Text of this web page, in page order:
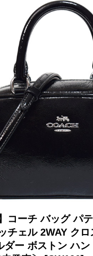
コーチ バッグ パ
チェル 2WAY ク
ダー ボストン ハン